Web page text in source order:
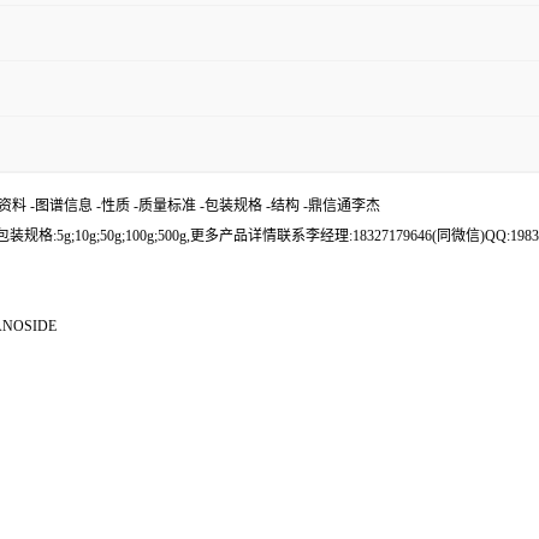
-图谱信息 -性质 -质量标准 -包装规格 -结构 -鼎信通李杰
格:5g;10g;50g;100g;500g,更多产品详情联系李经理:18327179646(同微信